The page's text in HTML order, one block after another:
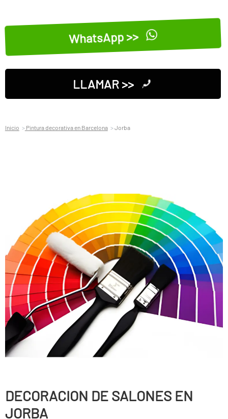
WhatsApp >>
LLAMAR >>
Inicio Pintura decorativa en Barcelona Jorba
DECORACION DE SALONES EN
JORBA